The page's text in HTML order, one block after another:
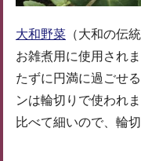
大和野菜 （大和の伝
お雑煮用に使用され
たずに円満に過ごせ
ンは輪切りで使われ
比べて細いので、輪